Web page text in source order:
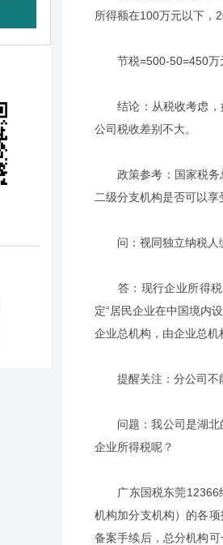
所得额在100万元以下，
节税=500-50=450万
结论：从税收考虑，如
公司税收差别不大。
政策参考：国家税务总
二级分支机构是否可以享
问：视同独立纳税人缴
答：现行企业所得税
定“居民企业在中国境内
企业总机构，由企业总机
提醒关注：分公司不
问题：我公司是湖北的
企业所得税呢？
广东国税东莞12366纳
机构加分支机构）的各
备案手续后，总分机构